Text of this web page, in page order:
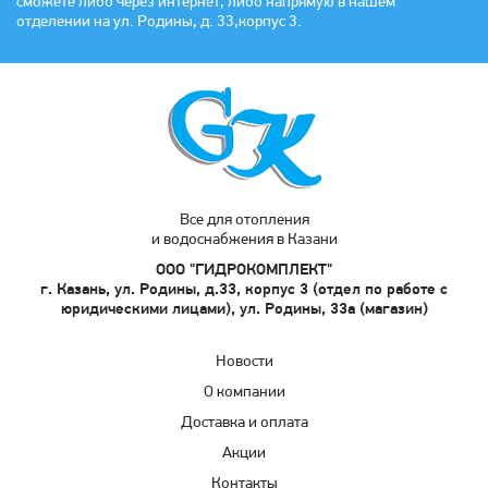
отделении на ул. Родины, д. 33,корпус 3.
Все для отопления
и водоснабжения в Казани
ООО "ГИДРОКОМПЛЕКТ"
г. Казань, ул. Родины, д.33, корпус 3 (отдел по работе с
юридическими лицами), ул. Родины, 33а (магазин)
Новости
О компании
Доставка и оплата
Акции
Контакты